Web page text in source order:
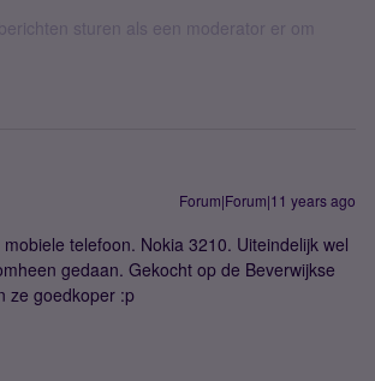
sturen als een moderator er om
Forum|Forum|11 years ago
telefoon. Nokia 3210. Uiteindelijk wel
gedaan. Gekocht op de Beverwijkse
ze goedkoper :p